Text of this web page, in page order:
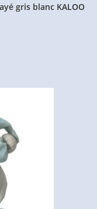
gris blanc KALOO